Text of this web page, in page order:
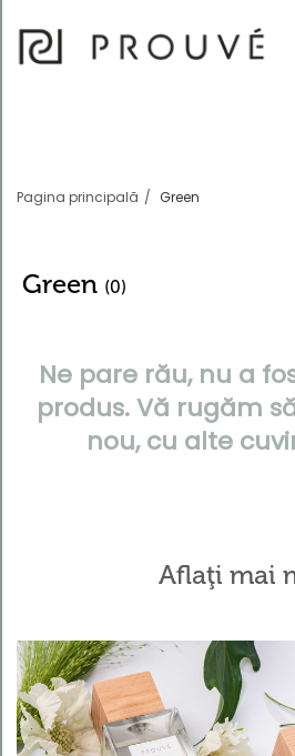
Pagina principală Green
Green (0)
Ne pare rău, nu a
produs. Vă rugăm
nou, cu alte
Filtre
Ordonează
după
Bucătărie
strălucitoare
Baie
curată
Aflaţi mai